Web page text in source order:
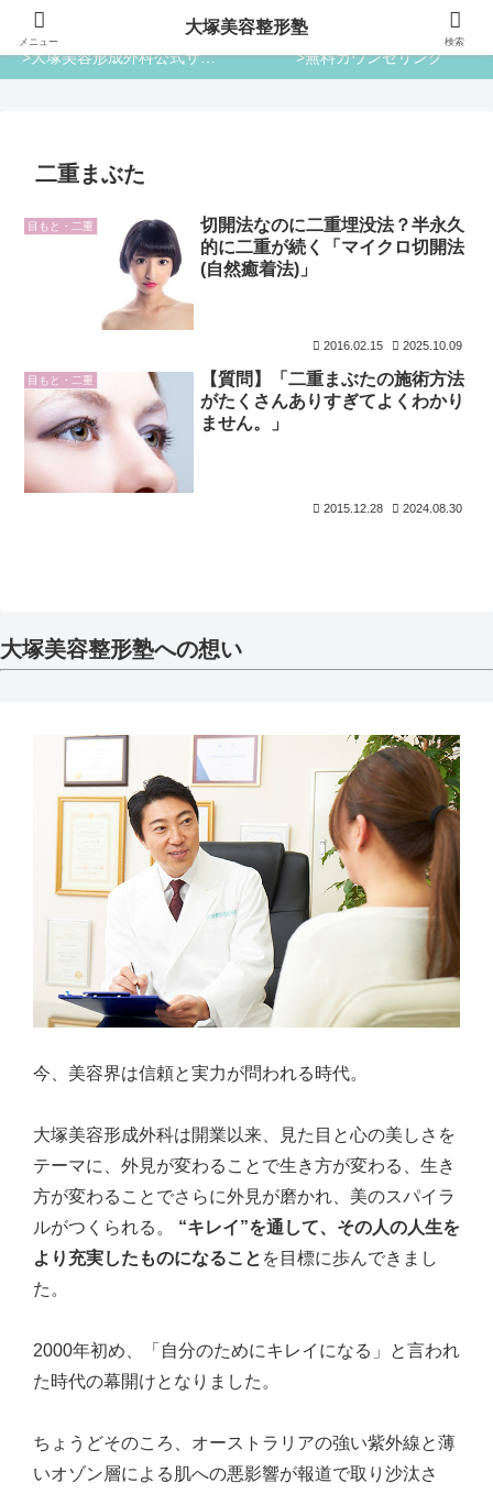
大塚美容整形塾
>大塚美容形成外科公式サイト >無料カウンセリング
二重まぶた
目もと・二重
切開法なのに二重埋没法？半永久
的に二重が続く「マイクロ切開法
(自然癒着法)」
2016.02.15 2025.10.09
目もと・二重
【質問】「二重まぶたの施術方法
がたくさんありすぎてよくわかり
ません。」
2015.12.28 2024.08.30
大塚美容整形塾への想い
今、美容界は信頼と実力が問われる時代。
大塚美容形成外科は開業以来、見た目と心の美しさを
テーマに、外見が変わることで生き方が変わる、生き
方が変わることでさらに外見が磨かれ、美のスパイラ
ルがつくられる。 “キレイ”を通して、その人の人生を
より充実したものになること を目標に歩んできまし
た。
2000年初め、「自分のためにキレイになる」と言われ
た時代の幕開けとなりました。
ちょうどそのころ、オーストラリアの強い紫外線と薄
いオゾン層による肌への悪影響が報道で取り沙汰さ
メニュー
大塚美容整形塾
検索